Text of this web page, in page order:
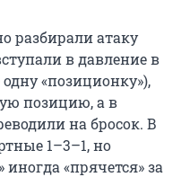
разбирали атаку
в давление в
«позиционку»),
позицию, а в
на бросок. В
1–3–1, но
«прячется» за